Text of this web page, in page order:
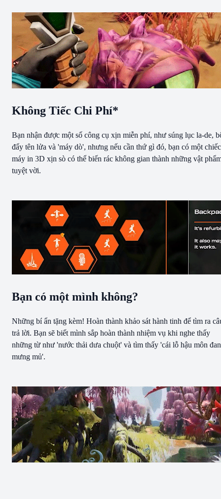
Không Tiếc Chi Phí*
Bạn nhận được một số công cụ xịn miễn phí, như súng lục la-de,
đẩy tên lửa và 'máy dò', nhưng nếu cần thứ gì đó, bạn có một chiếc
máy in 3D xịn sò có thể biến rác không gian thành những vật
tuyệt vời.
Bạn có một mình không?
Những bí ẩn tặng kèm! Hoàn thành khảo sát hành tinh để tìm ra
trả lời. Bạn sẽ biết mình sắp hoàn thành nhiệm vụ khi nghe thấy
những từ như 'nước thải dưa chuột' và tìm thấy 'cái lỗ hậu môn
mưng mủ'.